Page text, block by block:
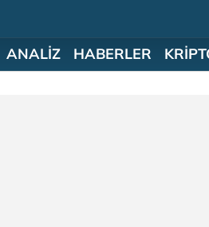
ANALİZ HABERLER